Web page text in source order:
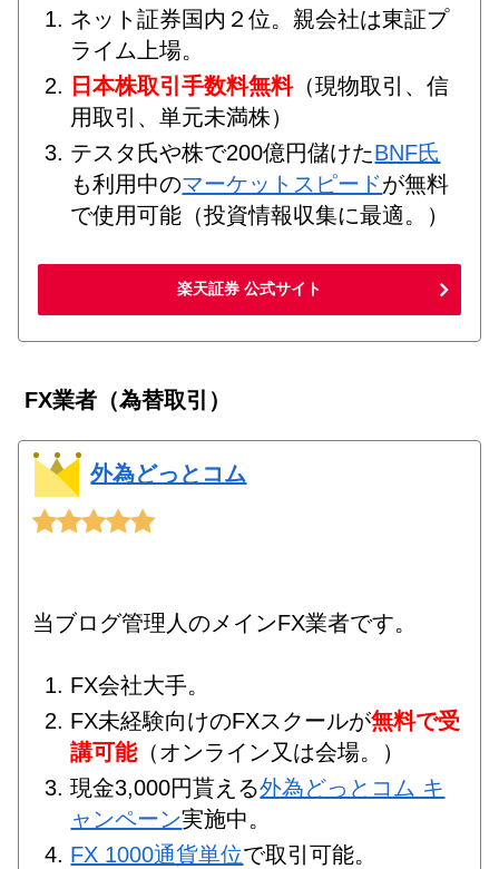
ネット証券国内２位。親会社は東証プ
ライム上場。
日本株取引手数料無料（現物取引、信
用取引、単元未満株）
テスタ氏や株で200億円儲けたBNF氏
も利用中のマーケットスピードが無料
で使用可能（投資情報収集に最適。）
楽天証券 公式サイト
FX業者（為替取引）
外為どっとコム
当ブログ管理人のメインFX業者です。
FX会社大手。
FX未経験向けのFXスクールが無料で受
講可能（オンライン又は会場。）
現金3,000円貰える外為どっとコム キ
ャンペーン実施中。
FX 1000通貨単位で取引可能。